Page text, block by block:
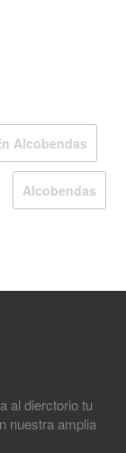
Alcobendas
Alcobendas
al dierctorio tu
nuestra amplia